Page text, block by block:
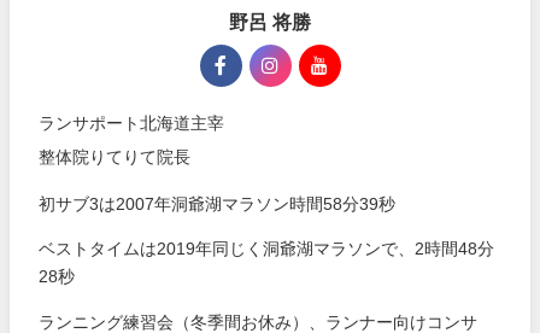
野呂 将勝
ランサポート北海道主宰
整体院りてりて院長
初サブ3は2007年洞爺湖マラソン時間58分39秒
ベストタイムは2019年同じく洞爺湖マラソンで、2時間48分
28秒
ランニング練習会（冬季間お休み）、ランナー向けコンサ